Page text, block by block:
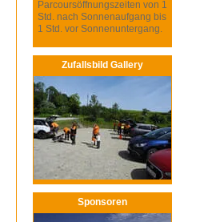
Parcoursöffnungszeiten von 1
Std. nach Sonnenaufgang bis
1 Std. vor Sonnenuntergang.
Zufallsbild Gallery
Sponsoren